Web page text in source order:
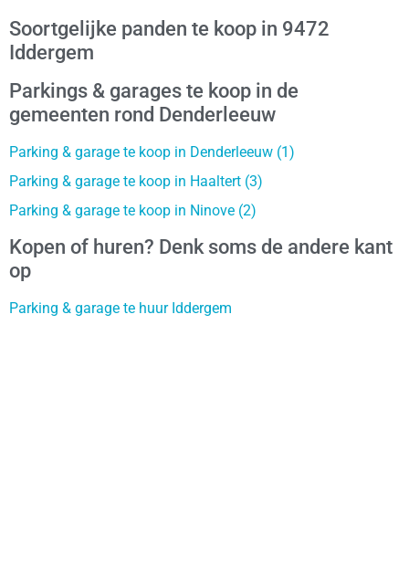
Soortgelijke panden te koop in 9472
Iddergem
Parkings & garages te koop in de
gemeenten rond Denderleeuw
Parking & garage te koop in Denderleeuw (1)
Parking & garage te koop in Haaltert (3)
Parking & garage te koop in Ninove (2)
Kopen of huren? Denk soms de andere kant
op
Parking & garage te huur Iddergem